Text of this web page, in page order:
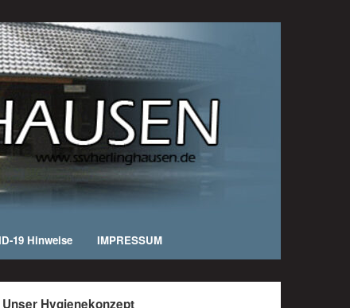
19 Hinweise IMPRESSUM
Unser Hygienekonzept